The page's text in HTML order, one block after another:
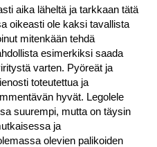
aika läheltä ja tarkkaan tätä
oikeasti ole kaksi tavallista
mitenkään tehdä
esimerkiksi saada
varten. Pyöreät ja
toteutettua ja
hyvät. Legolele
suurempi, mutta on täysin
ja
olevien palikoiden